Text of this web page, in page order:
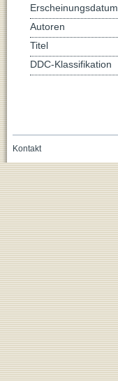
Erscheinungsdatum
Autoren
Titel
DDC-Klassifikation
Kontakt